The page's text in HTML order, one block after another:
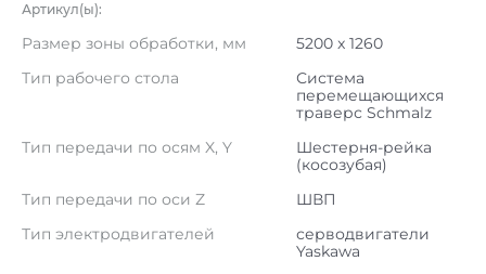
Артикул(ы):
Размер зоны обработки, мм
5200 x 1260
Тип рабочего стола
Система
перемещающихся
траверс Schmalz
Тип передачи по осям X, Y
Шестерня-рейка
(косозубая)
Тип передачи по оси Z
ШВП
Тип электродвигателей
серводвигатели
Yaskawa